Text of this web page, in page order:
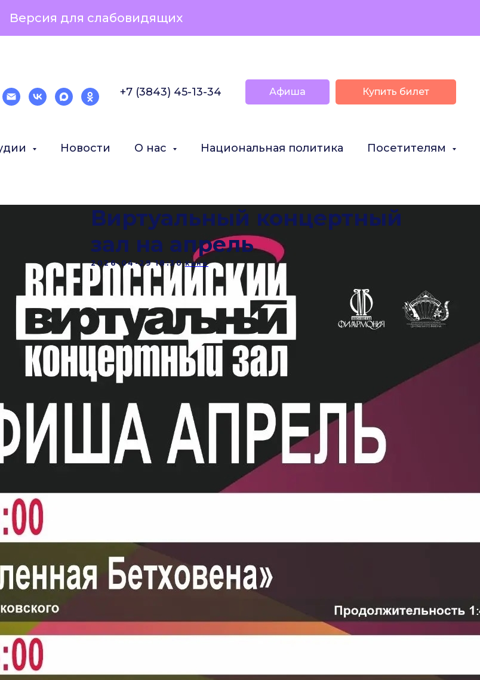
Версия для слабовидящих
+7 (3843) 45-13-34 Афиша Купить билет
Новости О нас Национальная политика Посетителям
Виртуальный концертный
зал на апрель
2026-04-29 18:30 Кино